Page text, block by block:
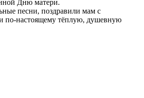
Дню матери.
песни, поздравили мам с
по-настоящему тёплую, душевную